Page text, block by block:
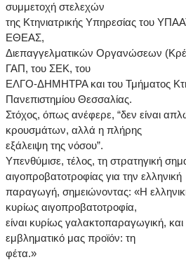
συμμετοχή στελεχών
της Κτηνιατρικής Υπηρεσίας του
ΕΘΕΑΣ,
Διεπαγγελματικών Οργανώσεων
ΓΑΠ, του ΣΕΚ, του
ΕΛΓΟ-ΔΗΜΗΤΡΑ και του Τμήματος
Πανεπιστημίου Θεσσαλίας.
Στόχος, όπως ανέφερε, “δεν είναι
κρουσμάτων, αλλά η πλήρης
εξάλειψη της νόσου”.
Υπενθύμισε, τέλος, τη στρατηγική
αιγοπροβατοτροφίας για την ελληνική
παραγωγή, σημειώνοντας: «Η
κυρίως αιγοπροβατοτροφία,
είναι κυρίως γαλακτοπαραγωγική, και
εμβληματικό μας προϊόν: τη
φέτα.»